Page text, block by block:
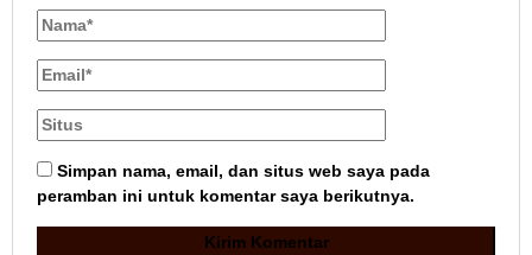
Simpan nama, email, dan situs web saya pada
peramban ini untuk komentar saya berikutnya.